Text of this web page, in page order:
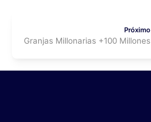
Próximo
Granjas Millonarias +100 Millones